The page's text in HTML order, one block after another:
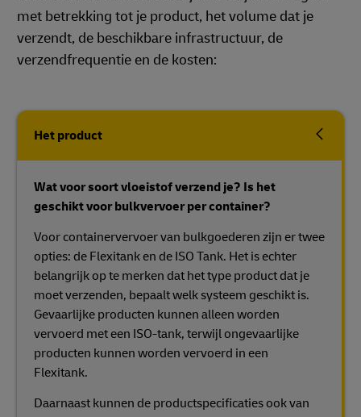
met betrekking tot je product, het volume dat je
verzendt, de beschikbare infrastructuur, de
verzendfrequentie en de kosten:
Het product
Wat voor soort vloeistof verzend je? Is het
geschikt voor bulkvervoer per container?
Voor containervervoer van bulkgoederen zijn er twee
opties: de Flexitank en de ISO Tank. Het is echter
belangrijk op te merken dat het type product dat je
moet verzenden, bepaalt welk systeem geschikt is.
Gevaarlijke producten kunnen alleen worden
vervoerd met een ISO-tank, terwijl ongevaarlijke
producten kunnen worden vervoerd in een
Flexitank.
Daarnaast kunnen de productspecificaties ook van